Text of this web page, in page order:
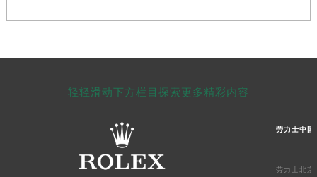
轻轻滑动下方栏目探索更多精彩内容
劳力士中国
劳力士北京